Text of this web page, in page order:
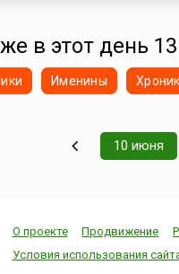
в этот день
Именины
10 июня
О проекте Продвижение
Условия использования